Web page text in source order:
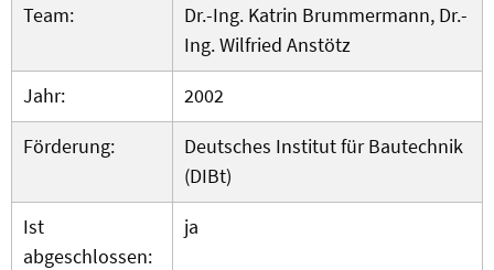
Team:
Dr.-Ing. Katrin Brummermann, Dr.-
Ing. Wilfried Anstötz
Jahr:
2002
Förderung:
Deutsches Institut für Bautechnik
(DIBt)
Ist
abgeschlossen:
ja